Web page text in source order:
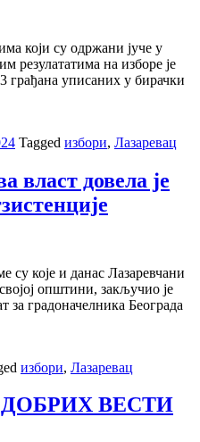
који су одржани јуче у
резулататима на изборе је
грађана уписаних у бирачки
Tagged избори, Лазаревац
власт довела је
су које и данас Лазаревчани
општини, закључио је
градоначелника Београда
избори, Лазаревац
ВЕСТИ